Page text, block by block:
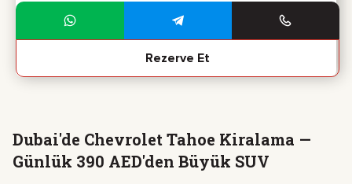
Rezerve Et
Dubai'de Chevrolet Tahoe Kiralama —
Günlük 390 AED'den Büyük SUV